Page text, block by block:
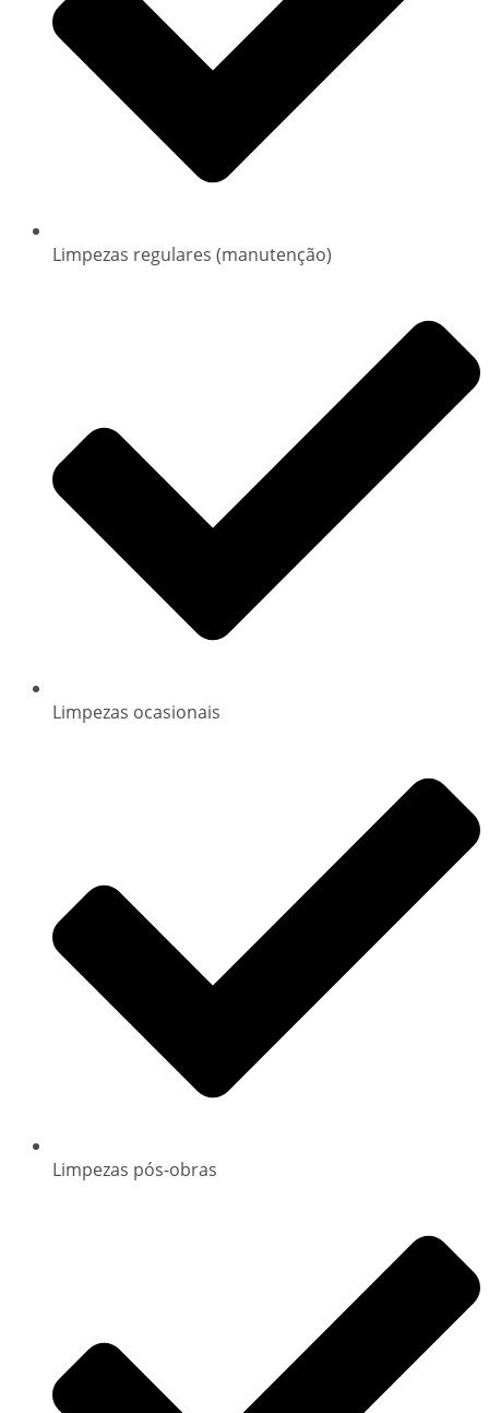
Limpezas regulares (manutenção)
Limpezas ocasionais
Limpezas pós-obras